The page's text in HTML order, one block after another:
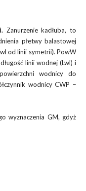
Zanurzenie kadłuba, to
płetwy balastowej
od linii symetrii). PowW
linii wodnej (Lwl) i
wodnicy do
wodnicy CWP –
wyznaczenia GM, gdyż